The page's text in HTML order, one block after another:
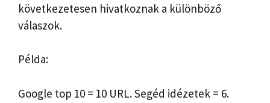
következetesen hivatkoznak a különböző
válaszok.
Példa:
Google top 10 = 10 URL. Segéd idézetek = 6.